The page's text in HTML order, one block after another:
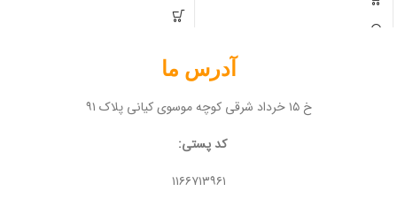
آدرس ما
خ ۱۵ خرداد شرقی کوچه موسوی کیانی پلاک ۹۱
کد پستی:
۱۱۶۶۷۱۳۹۶۱